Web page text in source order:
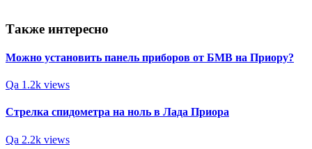
Также интересно
Можно установить панель приборов от БМВ на Приору?
Qa 1.2k views
Стрелка спидометра на ноль в Лада Приора
Qa 2.2k views